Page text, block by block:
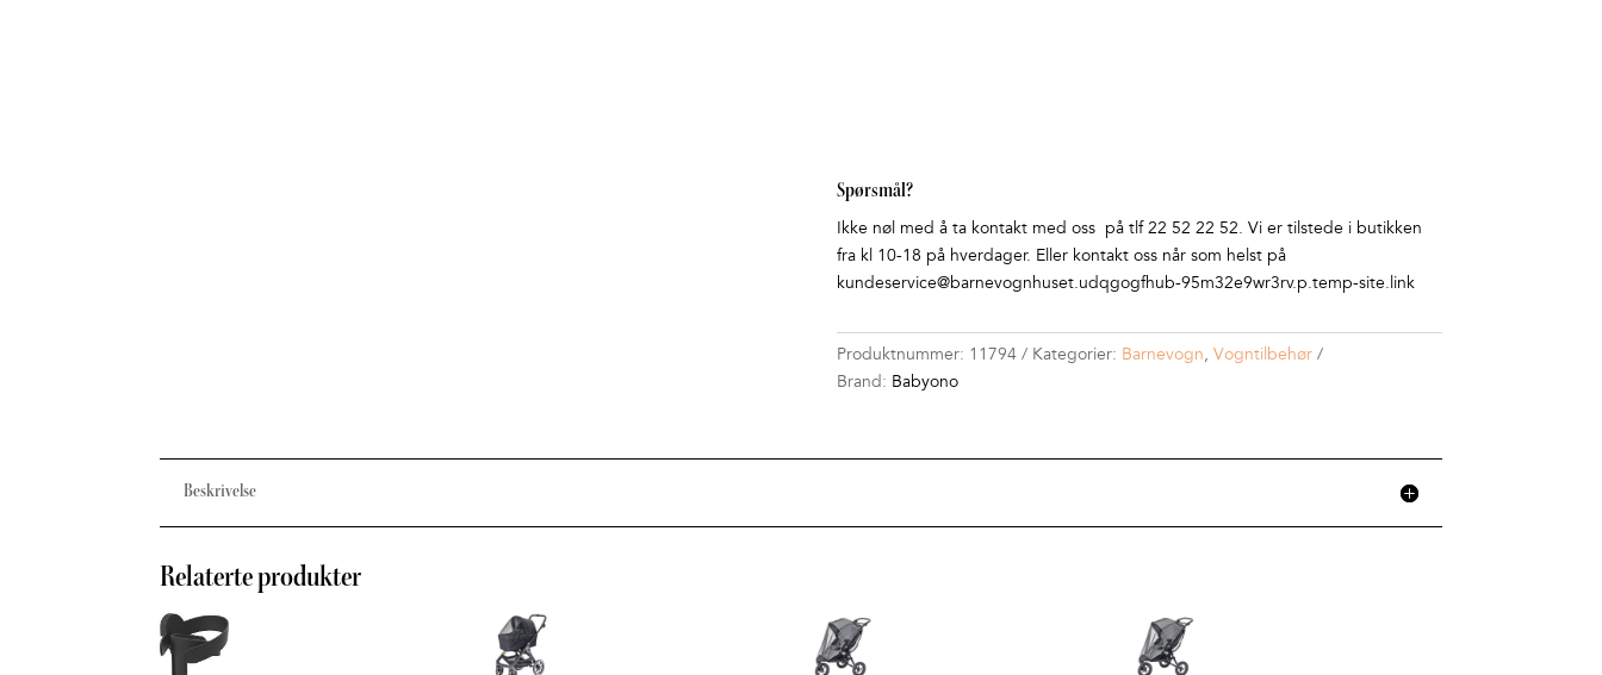
Spørsmål?
Ikke nøl med å ta kontakt med oss på tlf 22 52 22 52. Vi er tilstede i butikken
fra kl 10-18 på hverdager. Eller kontakt oss når som helst på
kundeservice@barnevognhuset.udqgogfhub-95m32e9wr3rv.p.temp-site.link
Produktnummer: 11794 Kategorier: Barnevogn, Vogntilbehør
Brand: Babyono
Beskrivelse
Relaterte produkter